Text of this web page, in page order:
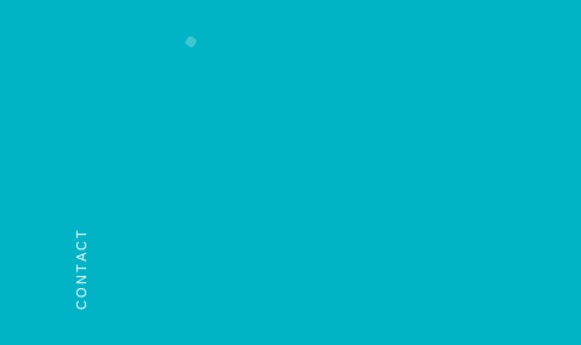
CONTACT